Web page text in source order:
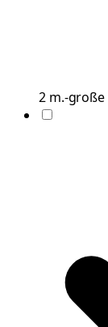
2 m.-große